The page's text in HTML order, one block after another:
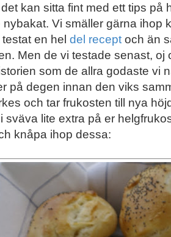
kan sitta fint med ett tips på
nybakat. Vi smäller gärna ihop
en hel del recept och än
Men de vi testade senast, oj
som de allra godaste vi
på degen innan den viks
och tar frukosten till nya
sväva lite extra på er
knåpa ihop dessa: